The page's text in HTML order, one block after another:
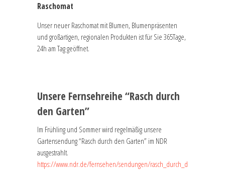
Raschomat
Unser neuer Raschomat mit Blumen, Blumenpräsenten
und großartigen, regionalen Produkten ist für Sie 365Tage,
24h am Tag geöffnet.
Unsere Fernsehreihe “Rasch durch
den Garten”
Im Frühling und Sommer wird regelmäßig unsere
Gartensendung “Rasch durch den Garten” im NDR
ausgestrahlt.
https://www.ndr.de/fernsehen/sendungen/rasch_durch_d